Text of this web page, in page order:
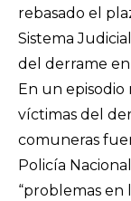
rebasado el
Sistema
del derrame
En un episodio
víctimas del
comuneras
Policía
“problemas en